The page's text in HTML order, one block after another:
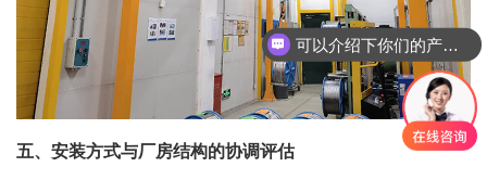
五、安装方式与厂房结构的协调评估
可以介绍下你们的产品么